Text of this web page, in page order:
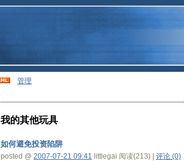
管理
我的其他玩具
如何避免投资陷阱
posted @ 2007-07-21 09:41 littlegai 阅读(213) | 评论 (0)